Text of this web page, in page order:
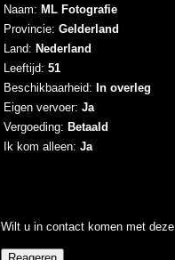
Naam: ML Fotografie
Provincie: Gelderland
Land: Nederland
Leeftijd: 51
Beschikbaarheid: In overleg
Eigen vervoer: Ja
Vergoeding: Betaald
Ik kom alleen: Ja
Wilt u in contact komen met